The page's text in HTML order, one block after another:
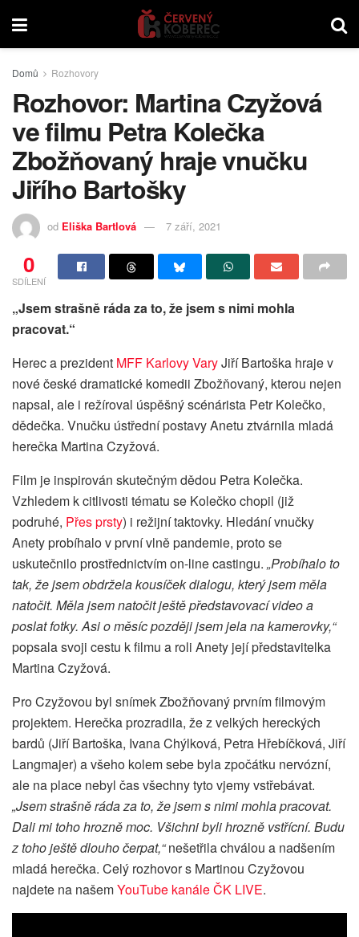
Domů Rozhovory
Rozhovor: Martina Czyžová
ve filmu Petra Kolečka
Zbožňovaný hraje vnučku
Jiřího Bartošky
od Eliška Bartlová 7 září, 2021
0
SDÍLENÍ
„Jsem strašně ráda za to, že jsem s nimi mohla
pracovat.“
Herec a prezident MFF Karlovy VaryJiří Bartoška hraje v
nové české dramatické komedii Zbožňovaný, kterou nejen
napsal, ale i režíroval úspěšný scénárista Petr Kolečko,
dědečka. Vnučku ústřední postavy Anetu ztvárnila mladá
herečka Martina Czyžová.
Film je inspirován skutečným dědou Petra Kolečka.
Vzhledem k citlivosti tématu se Kolečko chopil (již
podruhé, Přes prsty) i režijní taktovky. Hledání vnučky
Anety probíhalo v první vlně pandemie, proto se
uskutečnilo prostřednictvím on-line castingu. „Probíhalo to
tak, že jsem obdržela kousíček dialogu, který jsem měla
natočit. Měla jsem natočit ještě představovací video a
poslat fotky. Asi o měsíc později jsem jela na kamerovky,“
popsala svoji cestu k filmu a roli Anety její představitelka
Martina Czyžová.
Pro Czyžovou byl snímek Zbožňovaný prvním filmovým
projektem. Herečka prozradila, že z velkých hereckých
bardů (Jiří Bartoška, Ivana Chýlková, Petra Hřebíčková, Jiří
Langmajer) a všeho kolem sebe byla zpočátku nervózní,
ale na place nebyl čas všechny tyto vjemy vstřebávat.
„Jsem strašně ráda za to, že jsem s nimi mohla pracovat.
Dali mi toho hrozně moc. Všichni byli hrozně vstřícní. Budu
z toho ještě dlouho čerpat,“nešetřila chválou a nadšením
mladá herečka. Celý rozhovor s Martinou Czyžovou
najdete na našemYouTube kanále ČK LIVE.